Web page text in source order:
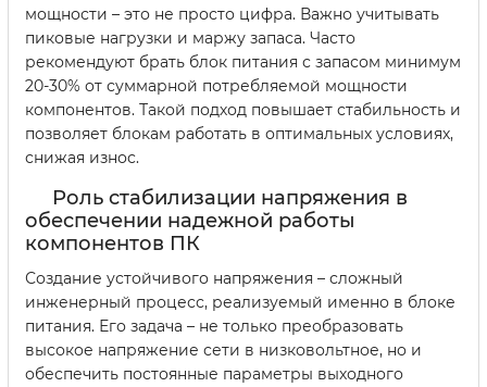
мощности – это не просто цифра. Важно учитывать
пиковые нагрузки и маржу запаса. Часто
рекомендуют брать блок питания с запасом минимум
20-30% от суммарной потребляемой мощности
компонентов. Такой подход повышает стабильность и
позволяет блокам работать в оптимальных условиях,
снижая износ.
Роль стабилизации напряжения в
обеспечении надежной работы
компонентов ПК
Создание устойчивого напряжения – сложный
инженерный процесс, реализуемый именно в блоке
питания. Его задача – не только преобразовать
высокое напряжение сети в низковольтное, но и
обеспечить постоянные параметры выходного